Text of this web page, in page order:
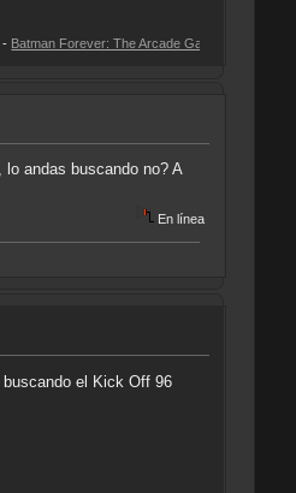
The Arcade Game [Imagen CD]
andas buscando no? A
En línea
buscando el Kick Off 96